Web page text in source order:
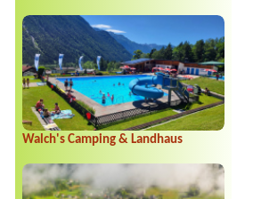
Walch's Camping & Landhaus